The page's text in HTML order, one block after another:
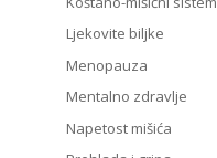
Ljekovite biljke
Menopauza
Mentalno zdravlje
Napetost mišića